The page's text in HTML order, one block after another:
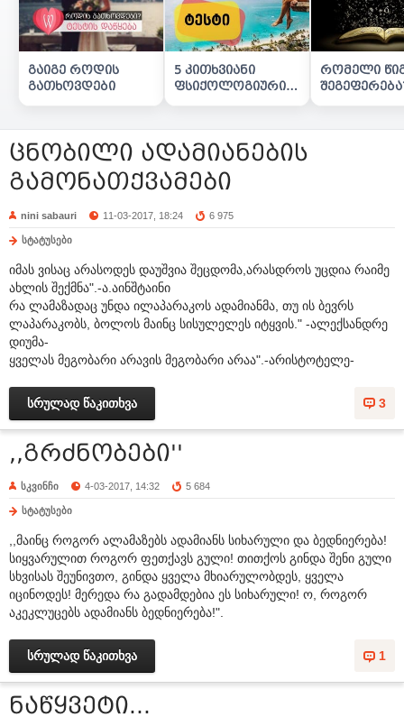
გაიგე როდის
გათხოვდები
5 კითხვიანი
ფსიქოლოგიური
რომელი
ცნობილი ადამიანების
გამონათქვამები
nini sabauri 11-03-2017, 18:24 6 975
სტატუსები
იმას ვისაც არასოდეს დაუშვია შეცდომა,არასდროს უცდია რაიმე
ახლის შექმნა".-ა.აინშტაინი
რა ლამაზადაც უნდა ილაპარაკოს ადამიანმა, თუ ის ბევრს
ლაპარაკობს, ბოლოს მაინც სისულელეს იტყვის." -ალექსანდრე
დიუმა-
ყველას მეგობარი არავის მეგობარი არაა".-არისტოტელე-
3
სრულად წაკითხვა
,,გრძნობები''
სკვინჩი 4-03-2017, 14:32 5 684
სტატუსები
,,მაინც როგორ ალამაზებს ადამიანს სიხარული და ბედნიერება!
სიყვარულით როგორ ფეთქავს გული! თითქოს გინდა შენი გული
სხვისას შეუნივთო, გინდა ყველა მხიარულობდეს, ყველა
იცინოდეს! მერედა რა გადამდებია ეს სიხარული! ო, როგორ
აკეკლუცებს ადამიანს ბედნიერება!".
1
სრულად წაკითხვა
ნაწყვეტი...